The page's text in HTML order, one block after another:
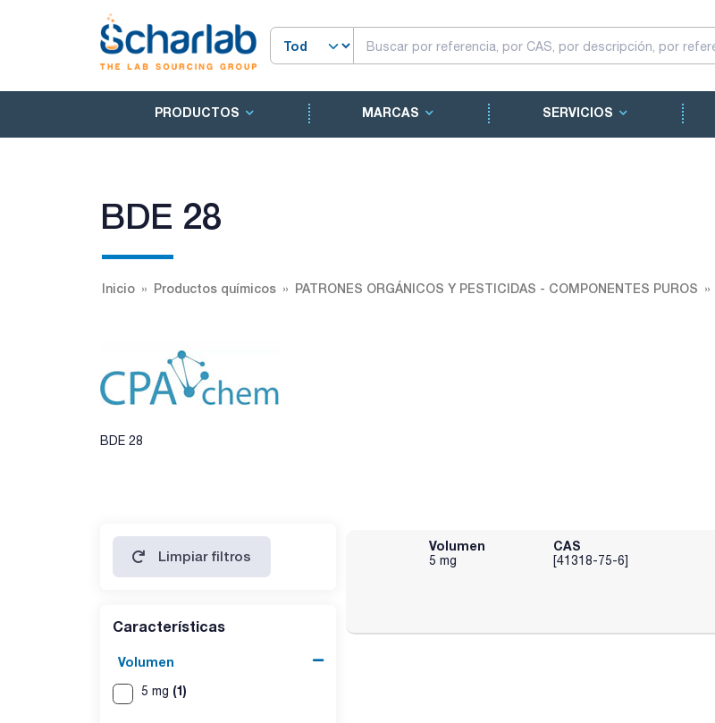
PRODUCTOS MARCAS SERVICIOS
BDE 28
Inicio Productos químicos PATRONES ORGÁNICOS Y PESTICIDAS - COMPONENTES PUROS
BDE 28
Limpiar filtros
Características
Volumen
5 mg (1)
Volumen
5 mg
CAS
[41318-75-6]